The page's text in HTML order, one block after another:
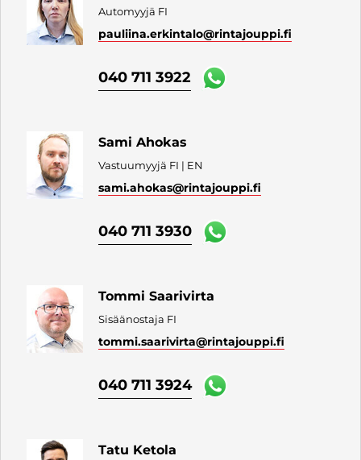
Automyyjä FI
pauliina.erkintalo@rintajouppi.fi
040 711 3922
Sami Ahokas
Vastuumyyjä FI | EN
sami.ahokas@rintajouppi.fi
040 711 3930
Tommi Saarivirta
Sisäänostaja FI
tommi.saarivirta@rintajouppi.fi
040 711 3924
Tatu Ketola